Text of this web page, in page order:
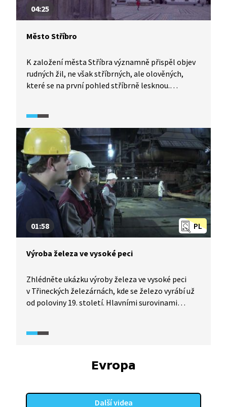
04:25
Město Stříbro
K založení města Stříbra významně přispěl objev
rudných žil, ne však stříbrných, ale olověných,
které se na první pohled stříbrně lesknou.
mnohem více. Třeba renesanční radnice
na Masarykově náměstí, Minoritský klášter,
Prokopská štola nebo unikátní kamenný most.
Podívejte se sami.
PL
01:58
Výroba železa ve vysoké peci
Zhlédněte ukázku výroby železa ve vysoké peci
v Třineckých železárnách, kde se železo vyrábí už
od poloviny 19. století. Hlavními surovinami
železa ve vysoké peci je z velké části řízený
Evropa
Další videa